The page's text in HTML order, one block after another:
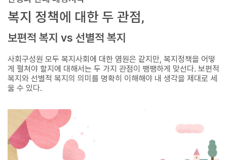
복지 정책에 대한 두 관점,
보편적 복지 vs 선별적 복지
사회구성원 모두 복지사회에 대한 염원은 같지만, 복지정책을 어떻
게 펼쳐야 할지에 대해서는 두 가지 관점이 팽팽하게 맞선다. 보편적
복지와 선별적 복지의 의미를 명확히 이해해야 내 생각을 제대로 세
울 수 있다.